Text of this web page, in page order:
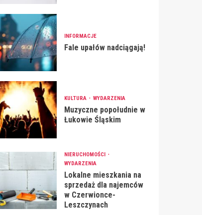
INFORMACJE
Fale upałów nadciągają!
KULTURA WYDARZENIA
Muzyczne popołudnie w
Łukowie Śląskim
NIERUCHOMOŚCI
WYDARZENIA
Lokalne mieszkania na
sprzedaż dla najemców
w Czerwionce-
Leszczynach